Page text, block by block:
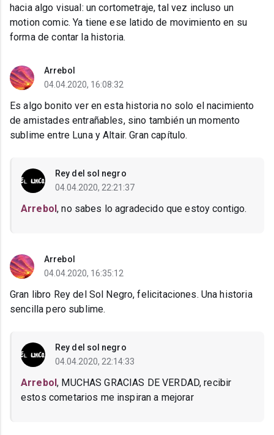
hacia algo visual: un cortometraje, tal vez incluso un
motion comic. Ya tiene ese latido de movimiento en su
forma de contar la historia.
Arrebol
04.04.2020, 16:08:32
Es algo bonito ver en esta historia no solo el nacimiento
de amistades entrañables, sino también un momento
sublime entre Luna y Altair. Gran capítulo.
Rey del sol negro
04.04.2020, 22:21:37
Arrebol, no sabes lo agradecido que estoy contigo.
Arrebol
04.04.2020, 16:35:12
Gran libro Rey del Sol Negro, felicitaciones. Una historia
sencilla pero sublime.
Rey del sol negro
04.04.2020, 22:14:33
Arrebol, MUCHAS GRACIAS DE VERDAD, recibir
estos cometarios me inspiran a mejorar